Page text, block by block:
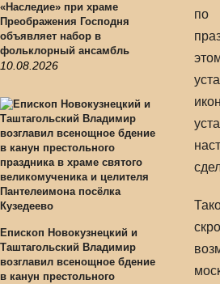
«Наследие» при храме
Преображения Господня
объявляет набор в
фольклорный ансамбль
10.08.2026
Епископ Новокузнецкий и
Таштагольский Владимир
возглавил всенощное бдение
в канун престольного
по